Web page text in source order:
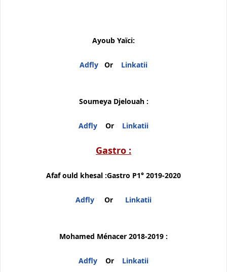
Ayoub Yaïci:
Adfly Or Linkatii
Soumeya Djelouah :
Adfly Or Linkatii
Gastro :
Afaf ould khesal :Gastro P1° 2019-2020
Adfly Or Linkatii
Mohamed Ménacer 2018-2019 :
Adfly Or Linkatii